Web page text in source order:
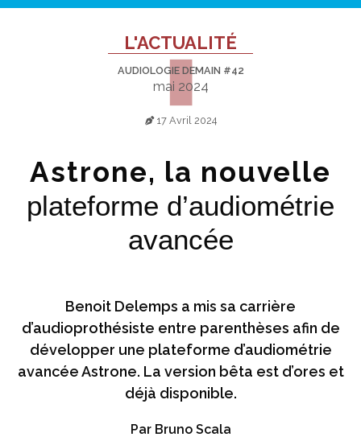
L'ACTUALITÉ
AUDIOLOGIE DEMAIN #42
mai 2024
17 Avril 2024
Astrone, la nouvelle
plateforme d’audiométrie
avancée
Benoit Delemps a mis sa carrière
d’audioprothésiste entre parenthèses afin de
développer une plateforme d’audiométrie
avancée Astrone. La version bêta est d’ores et
déjà disponible.
Par Bruno Scala